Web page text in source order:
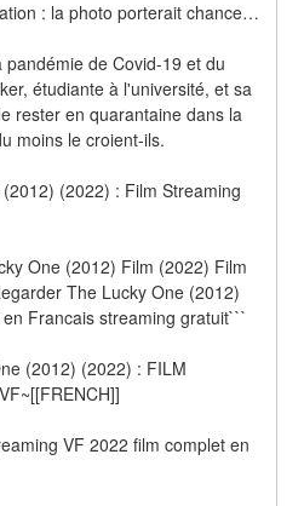
de Covid-19 et du
étudiante à l'université, et sa
rester en quarantaine dans la
moins le croient-ils.
(2022) : Film Streaming
One (2012) Film (2022) Film
The Lucky One (2012)
Francais streaming gratuit```
(2012) (2022) : FILM
VF 2022 film complet en